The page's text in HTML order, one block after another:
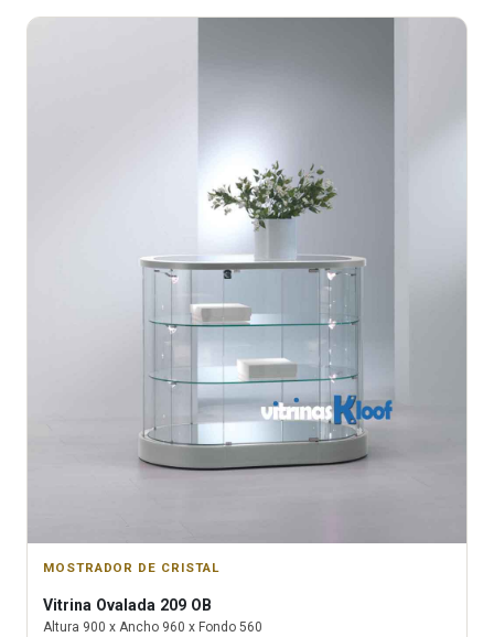
MOSTRADOR DE CRISTAL
Vitrina Ovalada 209 OB
Altura 900 x Ancho 960 x Fondo 560